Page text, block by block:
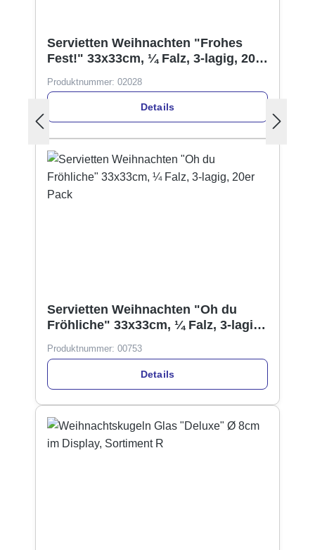
Servietten Weihnachten "Frohes
Fest!" 33x33cm, ¼ Falz, 3-lagig, 20er
Produktnummer: 02028
Details
Servietten Weihnachten "Oh du
Fröhliche" 33x33cm, ¼ Falz, 3-lagig,
Produktnummer: 00753
Details